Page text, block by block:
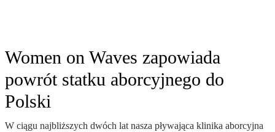
Women on Waves zapowiada
powrót statku aborcyjnego do
Polski
W ciągu najbliższych dwóch lat nasza pływająca klinika aborcyjna